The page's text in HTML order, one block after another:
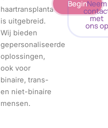
haartransplantatieservice
is uitgebreid.
Wij bieden
gepersonaliseerde
oplossingen,
ook voor
binaire, trans-
en niet-binaire
mensen.
BeginNeem
met
ons op